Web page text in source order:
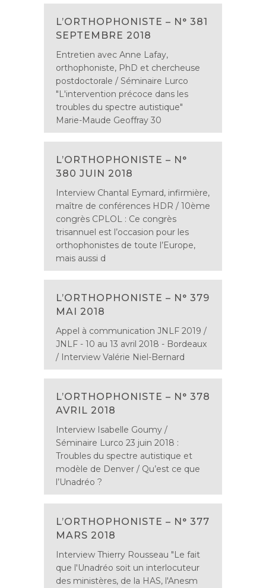
L’ORTHOPHONISTE – N° 381
SEPTEMBRE 2018
Entretien avec Anne Lafay,
orthophoniste, PhD et chercheuse
postdoctorale / Séminaire Lurco
"L'intervention précoce dans les
troubles du spectre autistique"
Marie-Maude Geoffray 30
L’ORTHOPHONISTE – N°
380 JUIN 2018
Interview Chantal Eymard, infirmière,
maître de conférences HDR / 10ème
congrès CPLOL : Ce congrès
trisannuel est l’occasion pour les
orthophonistes de toute l’Europe,
mais aussi d
L’ORTHOPHONISTE – N° 379
MAI 2018
Appel à communication JNLF 2019 /
JNLF - 10 au 13 avril 2018 - Bordeaux
/ Interview Valérie Niel-Bernard
L’ORTHOPHONISTE – N° 378
AVRIL 2018
Interview Isabelle Goumy /
Séminaire Lurco 23 juin 2018 :
Troubles du spectre autistique et
modèle de Denver / Qu’est ce que
l’Unadréo ?
L’ORTHOPHONISTE – N° 377
MARS 2018
Interview Thierry Rousseau "Le fait
que l'Unadréo soit un interlocuteur
des ministères, de la HAS, l'Anesm